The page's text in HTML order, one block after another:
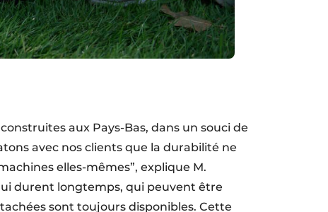
aux Pays-Bas, dans un souci de
avec nos clients que la durabilité ne
elles-mêmes”, explique M.
durent longtemps, qui peuvent être
sont toujours disponibles. Cette